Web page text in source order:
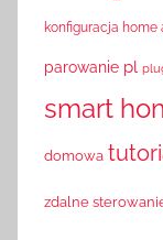
konfiguracja home
parowanie pl
smart
domowa
zdalne